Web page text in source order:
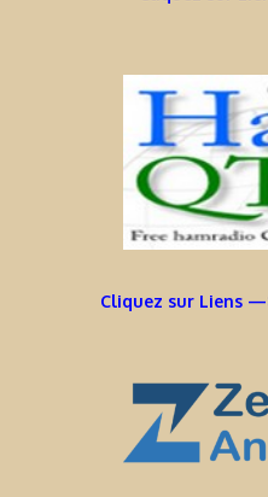
Cliquez sur Liens